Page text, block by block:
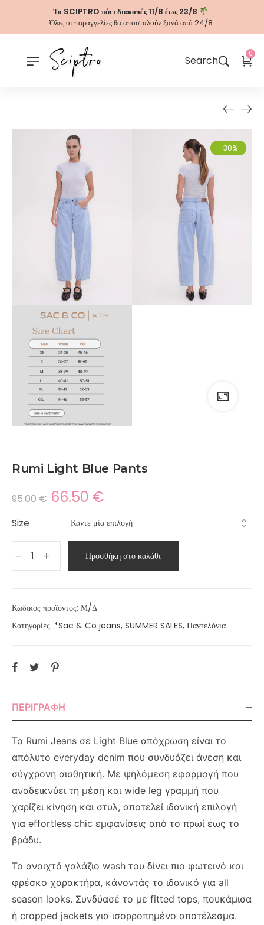
Το SCIPTRO πάει διακοπές 11/8 έως 23/8
Όλες οι παραγγελίες θα αποσταλούν ξανά από 24/8.
Search
0
-30%
Rumi Light Blue Pants
95.00€ 66.50 €
Size
Προσθήκη στο καλάθι
Κωδικός προϊόντος: Μ/Δ
Κατηγορίες: *Sac & Co jeans, SUMMER SALES, Παντελόνια
ΠΕΡΙΓΡΑΦΉ
Το Rumi Jeans σε Light Blue απόχρωση είναι το
απόλυτο everyday denim που συνδυάζει άνεση και
σύγχρονη αισθητική. Με ψηλόμεση εφαρμογή που
αναδεικνύει τη μέση και wide leg γραμμή που
χαρίζει κίνηση και στυλ, αποτελεί ιδανική επιλογή
για effortless chic εμφανίσεις από το πρωί έως το
βράδυ.
Το ανοιχτό γαλάζιο wash του δίνει πιο φωτεινό και
φρέσκο χαρακτήρα, κάνοντάς το ιδανικό για all
season looks. Συνδύασέ το με fitted tops, πουκάμισα
ή cropped jackets για ισορροπημένο αποτέλεσμα.